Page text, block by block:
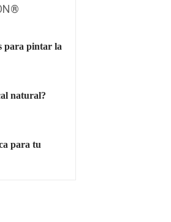
para pintar la
natural?
para tu